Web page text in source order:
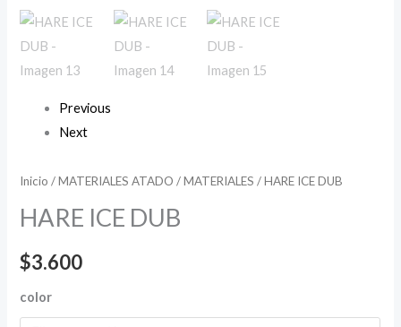
Previous
Next
Inicio /MATERIALES ATADO /MATERIALES / HARE ICE DUB
HARE ICE DUB
$3.600
color